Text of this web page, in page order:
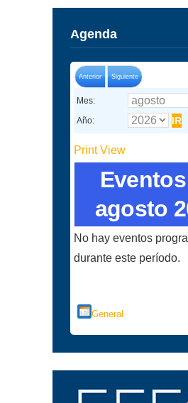
Agenda
Anterior Siguiente
Mes:
Año:
PrintView
agosto
No hay eventos
durante este período.
General